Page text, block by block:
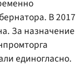
В 2017
За назначение
единогласно.